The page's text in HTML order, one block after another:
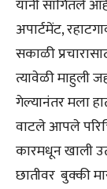
यांनी सांगितले
अपार्टमेंट,
सकाळी
त्यावेळी माहुली
गेल्यानंतर मला‎
वाटले आपले‎
कारमधून खाली
छातीवर‎ ‎ बुक्की